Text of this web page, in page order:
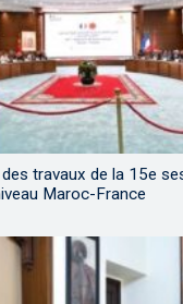
travaux de la 15e
Maroc-France